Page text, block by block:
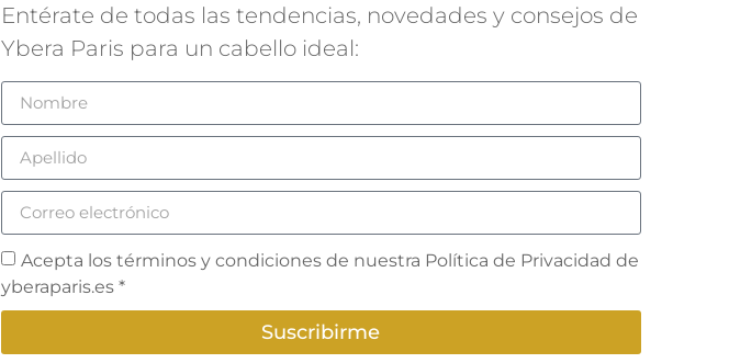
Entérate de todas las tendencias, novedades y consejos de
Ybera Paris para un cabello ideal:
Acepta los términos y condiciones de nuestra Política de Privacidad de
yberaparis.es *
Suscribirme